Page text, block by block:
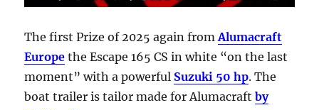
The first Prize of 2025 again fromAlumacraft
Europe the Escape 165 CS in white “on the last
moment” with a powerful Suzuki 50 hp. The
boat trailer is tailor made for Alumacraftby